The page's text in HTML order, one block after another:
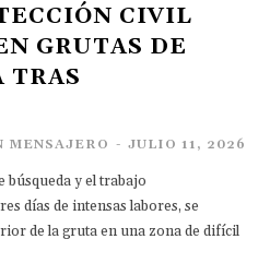
CIVIL
GRUTAS DE
TRAS
MENSAJERO - JULIO 11, 2026
búsqueda y el trabajo
días de intensas labores, se
de la gruta en una zona de difícil